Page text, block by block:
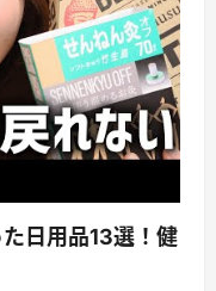
た日用品13選！健